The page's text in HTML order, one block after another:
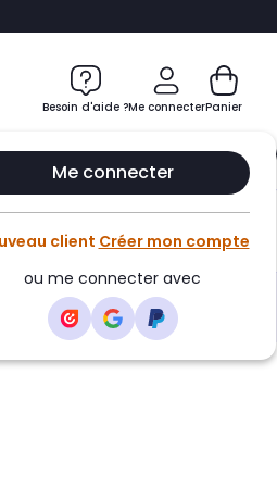
chatbot
Besoin d'aide ?Me connecter
Me connecter
client Créer mon compte
ou me connecter avec
Panier
Le Club Infinity
au panier